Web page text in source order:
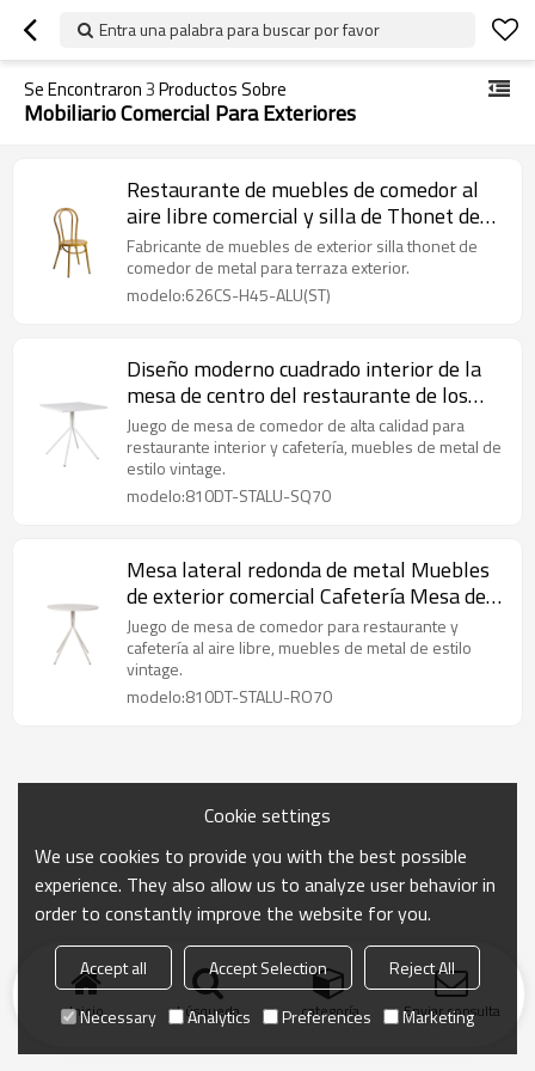
Entra una palabra para buscar por favor
Se Encontraron3Productos Sobre
Mobiliario Comercial Para Exteriores
Restaurante de muebles de comedor al
aire libre comercial y silla de Thonet de
metal para cafetería
Fabricante de muebles de exterior silla thonet de
comedor de metal para terraza exterior.
modelo:626CS-H45-ALU(ST)
Diseño moderno cuadrado interior de la
mesa de centro del restaurante de los
muebles del metal de la mesa de
comedor
Juego de mesa de comedor de alta calidad para
restaurante interior y cafetería, muebles de metal de
estilo vintage.
modelo:810DT-STALU-SQ70
Mesa lateral redonda de metal Muebles
de exterior comercial Cafetería Mesa de
té
Juego de mesa de comedor para restaurante y
cafetería al aire libre, muebles de metal de estilo
vintage.
modelo:810DT-STALU-RO70
Inicio búsqueda categoría Enviar consulta
Cookie settings
We use cookies to provide you with the best possible
experience. They also allow us to analyze user behavior in
order to constantly improve the website for you.
Accept all Accept Selection
Reject All
Necessary
Analytics Preferences Marketing